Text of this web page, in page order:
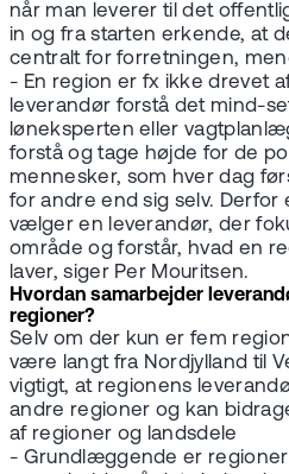
når man leverer til det
in og fra starten erkende, at
centralt for forretningen,
- En region er fx ikke drevet
leverandør forstå det mind-
løneksperten eller
forstå og tage højde for de
mennesker, som hver dag
for andre end sig selv. Derfor
vælger en leverandør, der
område og forstår, hvad en
laver, siger Per Mouritsen.
Hvordan samarbejder
regioner?
Selv om der kun er fem
være langt fra Nordjylland til
vigtigt, at regionens
andre regioner og kan
af regioner og landsdele
- Grundlæggende er